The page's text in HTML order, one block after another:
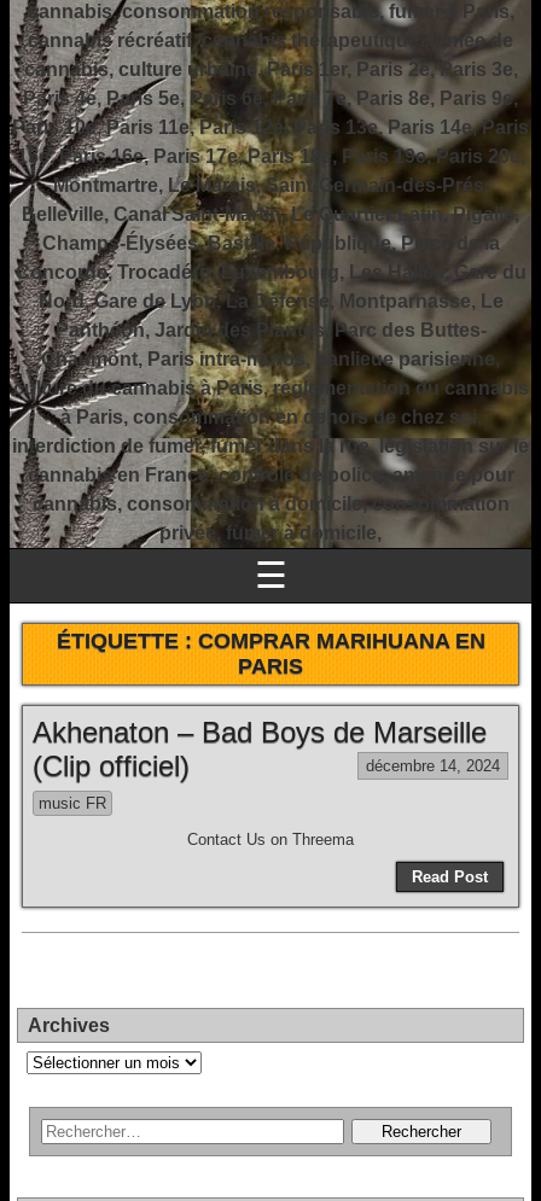
cannabis, consommation responsable, fumer à Paris,
cannabis récréatif, cannabis thérapeutique, fumée de
cannabis, culture urbaine, Paris 1er, Paris 2e, Paris 3e,
Paris 4e, Paris 5e, Paris 6e, Paris 7e, Paris 8e, Paris 9e,
Paris 10e, Paris 11e, Paris 12e, Paris 13e, Paris 14e, Paris
15e, Paris 16e, Paris 17e, Paris 18e, Paris 19e, Paris 20e,
Montmartre, Le Marais, Saint-Germain-des-Prés,
Belleville, Canal Saint-Martin, Le Quartier Latin, Pigalle,
Champs-Élysées, Bastille, République, Place de la
Concorde, Trocadéro, Luxembourg, Les Halles, Gare du
Nord, Gare de Lyon, La Défense, Montparnasse, Le
Panthéon, Jardin des Plantes, Parc des Buttes-
Chaumont, Paris intra-muros, banlieue parisienne,
culture du cannabis à Paris, réglementation du cannabis
à Paris, consommation en dehors de chez soi,
interdiction de fumer, fumer dans la rue, législation sur le
cannabis en France, contrôle de police, amende pour
cannabis, consommation à domicile, consommation
privée, fumer à domicile,
☰
ÉTIQUETTE :COMPRAR MARIHUANA EN
PARIS
Akhenaton – Bad Boys de Marseille
(Clip officiel)
décembre 14, 2024
music FR
Contact Us on Threema
Read Post
Archives
Archives